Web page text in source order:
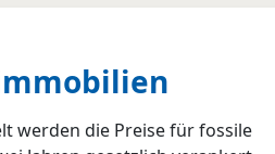
werden die Preise für fossile